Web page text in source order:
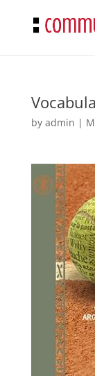
by admin |